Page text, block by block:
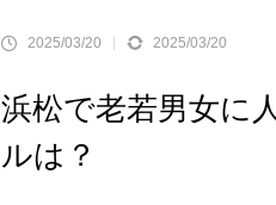
2025/03/20 2025/03/20
浜松で老若男女に
ルは？